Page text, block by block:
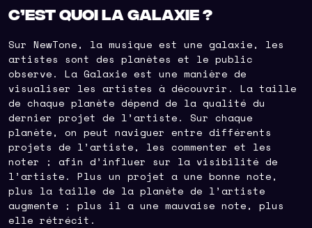
C’est quoi la Galaxie ?
Sur NewTone, la musique est une galaxie, les
artistes sont des planètes et le public
observe. La Galaxie est une manière de
visualiser les artistes à découvrir. La taille
de chaque planète dépend de la qualité du
dernier projet de l’artiste. Sur chaque
planète, on peut naviguer entre différents
projets de l’artiste, les commenter et les
noter ; afin d’influer sur la visibilité de
l’artiste. Plus un projet a une bonne note,
plus la taille de la planète de l’artiste
augmente ; plus il a une mauvaise note, plus
elle rétrécit.